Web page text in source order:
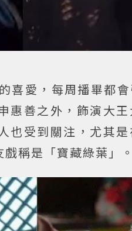
喜愛，每周播畢都
惠善之外，飾演大
也受到關注，尤其
稱是「寶藏綠葉」。